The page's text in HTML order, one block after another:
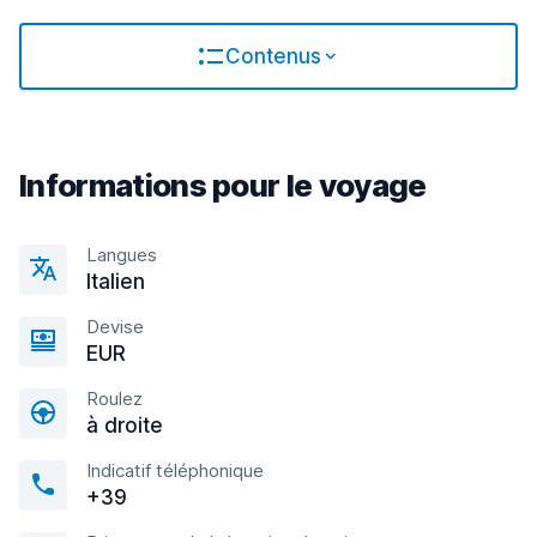
Contenus
Informations pour le voyage
Langues
Italien
Devise
EUR
Roulez
à droite
Indicatif téléphonique
+39